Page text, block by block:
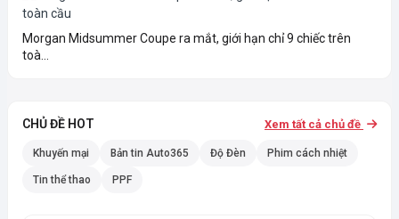
Morgan Midsummer Coupe ra mắt, giới hạn chỉ 9 chiếc trên
toà...
CHỦ ĐỀ HOT Xem tất cả chủ đề
Khuyến mại Bản tin Auto365 Độ Đèn Phim cách nhiệt
Tin thể thao PPF